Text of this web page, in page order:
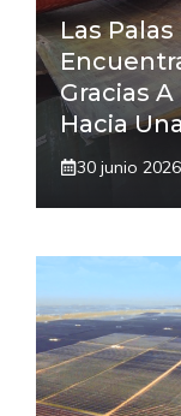
Las
Gracias A
Hacia
30 junio 2026